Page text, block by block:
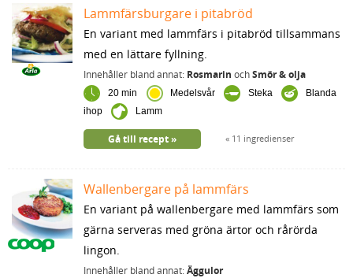
Lammfärsburgare i pitabröd
En variant med lammfärs i pitabröd tillsammans
med en lättare fyllning.
Innehåller bland annat: Rosmarin ochSmör & olja
20 min Medelsvår Steka
Blanda
ihop
Lamm
11 ingredienser
Gå till recept
Wallenbergare på lammfärs
En variant på wallenbergare med lammfärs som
gärna serveras med gröna ärtor och rårörda
lingon.
Innehåller bland annat:Äggulor